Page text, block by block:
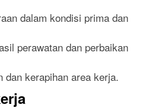
dalam kondisi prima dan
perawatan dan perbaikan
dan kerapihan area kerja.